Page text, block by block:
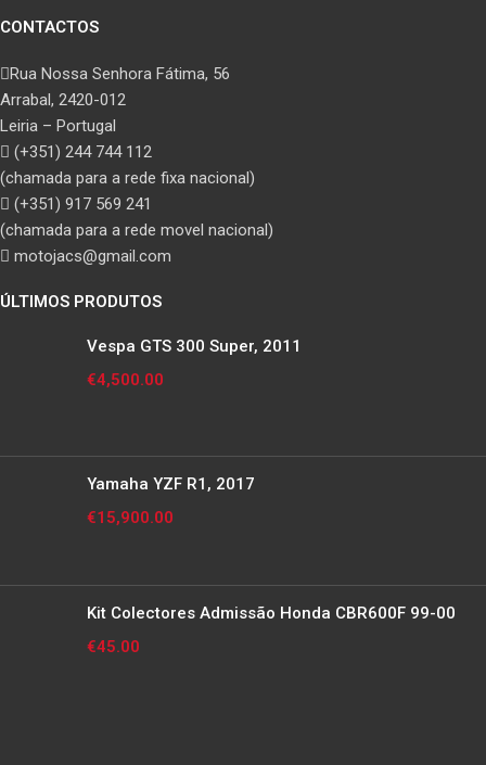
CONTACTOS
Rua Nossa Senhora Fátima, 56
Arrabal, 2420-012
Leiria – Portugal
(+351) 244 744 112
(chamada para a rede fixa nacional)
(+351) 917 569 241
(chamada para a rede movel nacional)
motojacs@gmail.com
ÚLTIMOS PRODUTOS
Vespa GTS 300 Super, 2011
€4,500.00
Yamaha YZF R1, 2017
€15,900.00
Kit Colectores Admissão Honda CBR600F 99-00
€45.00